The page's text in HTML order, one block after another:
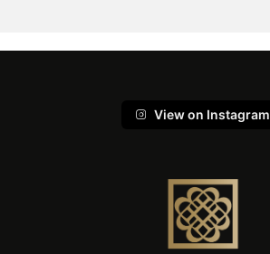
View on Instagram